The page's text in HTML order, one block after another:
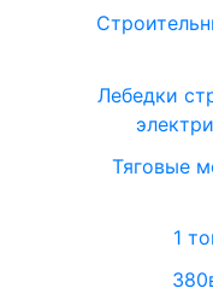
Лебедки
Тяговые
1